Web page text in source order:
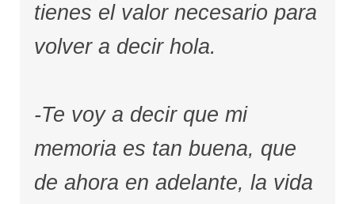
tienes el valor necesario para
volver a decir hola.
-Te voy a decir que mi
memoria es tan buena, que
de ahora en adelante, la vida